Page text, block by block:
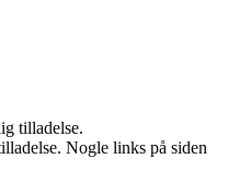
tilladelse.
Nogle links på siden